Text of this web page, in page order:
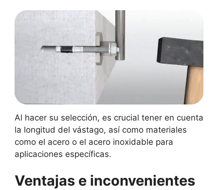
Al hacer su selección, es crucial tener en cuenta
la longitud del vástago, así como materiales
como el acero o el acero inoxidable para
aplicaciones específicas.
Ventajas e inconvenientes